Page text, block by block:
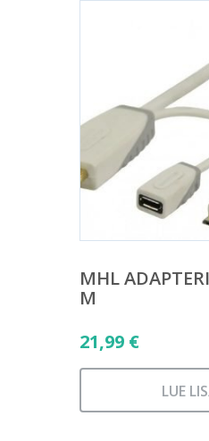
MHL
M
21,99 €
LUE